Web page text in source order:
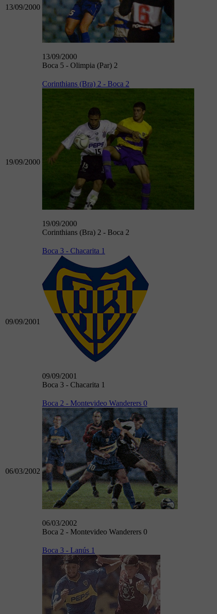
13/09/2000
13/09/2000
Boca 5 - Olimpia (Par) 2
19/09/2000
Corinthians (Bra) 2 - Boca 2
19/09/2000
Corinthians (Bra) 2 - Boca 2
09/09/2001
Boca 3 - Chacarita 1
09/09/2001
Boca 3 - Chacarita 1
06/03/2002
Boca 2 - Montevideo Wanderers 0
06/03/2002
Boca 2 - Montevideo Wanderers 0
Boca 3 - Lanús 1